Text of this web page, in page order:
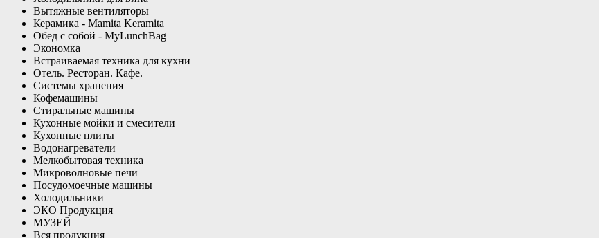
Вытяжные вентиляторы
Керамика - Mamita Keramita
Обед с собой - MyLunchBag
Экономка
Встраиваемая техника для кухни
Отель. Ресторан. Кафе.
Системы хранения
Кофемашины
Стиральные машины
Кухонные мойки и смесители
Кухонные плиты
Водонагреватели
Мелкобытовая техника
Микроволновые печи
Посудомоечные машины
Холодильники
ЭКО Продукция
МУЗЕЙ
Вся продукция